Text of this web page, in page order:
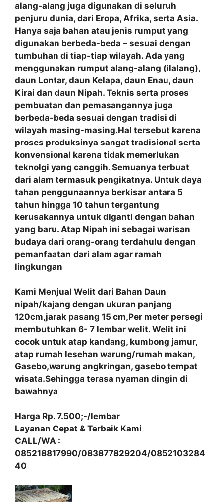
alang-alang juga digunakan di seluruh
penjuru dunia, dari Eropa, Afrika, serta Asia.
Hanya saja bahan atau jenis rumput yang
digunakan berbeda-beda – sesuai dengan
tumbuhan di tiap-tiap wilayah. Ada yang
menggunakan rumput alang-alang (ilalang),
daun Lontar, daun Kelapa, daun Enau, daun
Kirai dan daun Nipah. Teknis serta proses
pembuatan dan pemasangannya juga
berbeda-beda sesuai dengan tradisi di
wilayah masing-masing.Hal tersebut karena
proses produksinya sangat tradisional serta
konvensional karena tidak memerlukan
teknolgi yang canggih. Semuanya terbuat
dari alam termasuk pengikatnya. Untuk daya
tahan penggunaannya berkisar antara 5
tahun hingga 10 tahun tergantung
kerusakannya untuk diganti dengan bahan
yang baru. Atap Nipah ini sebagai warisan
budaya dari orang-orang terdahulu dengan
pemanfaatan dari alam agar ramah
lingkungan
Kami Menjual Welit dari Bahan Daun
nipah/kajang dengan ukuran panjang
120cm,jarak pasang 15 cm,Per meter persegi
membutuhkan 6- 7 lembar welit. Welit ini
cocok untuk atap kandang, kumbong jamur,
atap rumah lesehan warung/rumah makan,
Gasebo,warung angkringan, gasebo tempat
wisata.Sehingga terasa nyaman dingin di
bawahnya
Harga Rp. 7.500;-/lembar
Layanan Cepat & Terbaik Kami
CALL/WA :
085218817990/083877829204/0852103284
40